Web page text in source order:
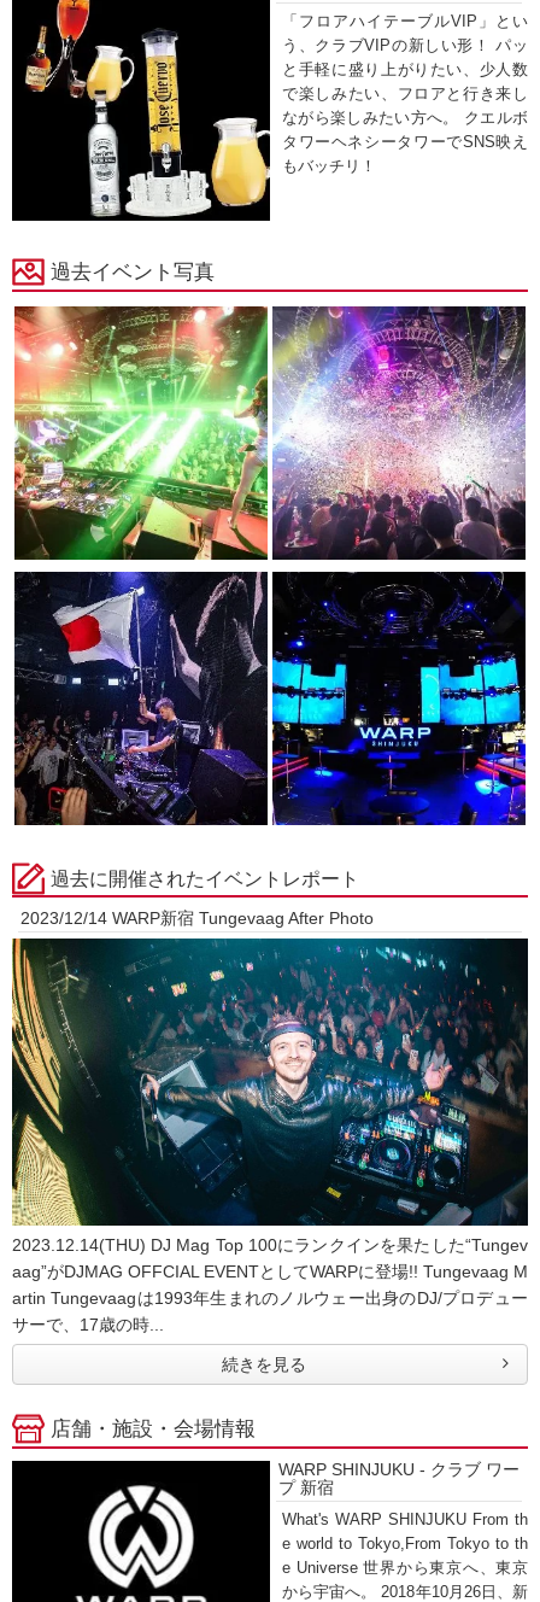
「フロアハイテーブルVIP」とい
う、クラブVIPの新しい形！ パッ
と手軽に盛り上がりたい、少人数
で楽しみたい、フロアと行き来し
ながら楽しみたい方へ。 クエルボ
タワーヘネシータワーでSNS映え
もバッチリ！
過去イベント写真
過去に開催されたイベントレポート
2023/12/14 WARP新宿 Tungevaag After Photo
2023.12.14(THU) DJ Mag Top 100にランクインを果たした“Tungev
aag”がDJMAG OFFCIAL EVENTとしてWARPに登場!! Tungevaag M
artin Tungevaagは1993年生まれのノルウェー出身のDJ/プロデュー
サーで、17歳の時...
続きを見る
店舗・施設・会場情報
WARP SHINJUKU - クラブ ワー
プ 新宿
What's WARP SHINJUKU From th
e world to Tokyo,From Tokyo to th
e Universe 世界から東京へ、東京
から宇宙へ。 2018年10月26日、新